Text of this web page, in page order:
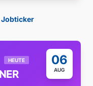
Jobticker
06
AUG
HEUTE